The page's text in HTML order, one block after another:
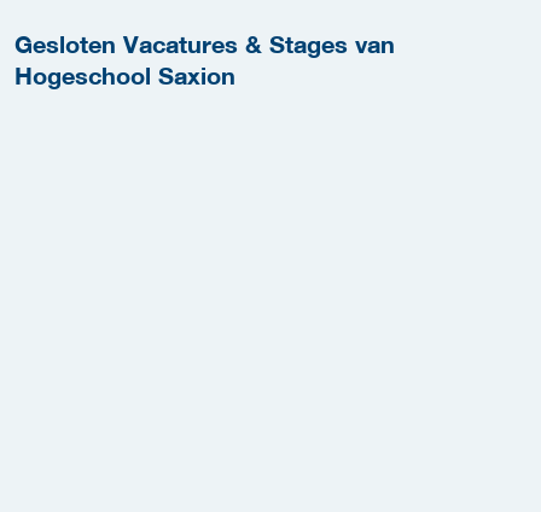
Gesloten Vacatures & Stages van
Hogeschool Saxion